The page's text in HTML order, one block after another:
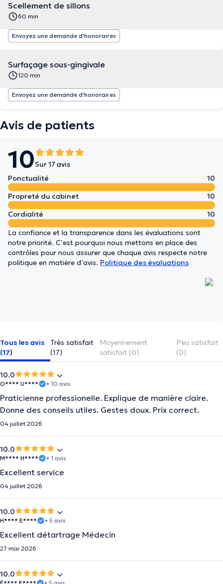
Scellement de sillons
60 min
Envoyez une demande d'honoraires
Surfaçage sous-gingivale
120 min
Envoyez une demande d'honoraires
Avis de patients
10Sur 17 avis
Ponctualité
10
Propreté du cabinet
10
Cordialité
10
La confiance et la transparence dans les évaluations sont
notre priorité. C’est pourquoi nous mettons en place des
contrôles pour nous assurer que chaque avis respecte notre
politique en matière d’avis. Politique des évaluations
Tous les avis
(17)
Très satisfait
(17)
Moyennement
satisfait (0)
Peu satisfait
(0)
10.0
O**** U**** • 10 avis
Praticienne professionelle. Explique de manière claire.
Donne des conseils utiles. Gestes doux. Prix correct.
04 juillet 2026
10.0
M**** H**** • 1 avis
Excellent service
04 juillet 2026
10.0
H**** E**** • 5 avis
Excellent détartrage Médecin
27 mai 2026
10.0